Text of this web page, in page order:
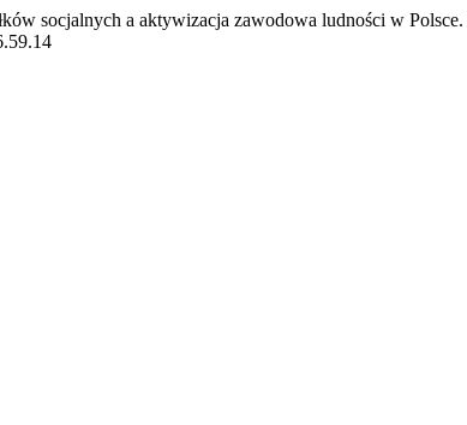
socjalnych a aktywizacja zawodowa ludności w Polsce.